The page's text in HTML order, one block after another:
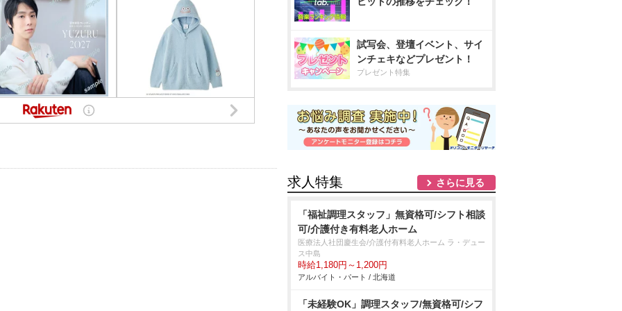
試写会、登壇イベント、サイ
ンチェキなどプレゼント！
プレゼント特集
求人特集 さらに見る
「福祉調理スタッフ」無資格可/シフト相談
可/介護付き有料老人ホーム
医療法人社団慶生会/介護付有料老人ホーム ラ・デュー
ス中島
時給1,180円～1,200円
アルバイト・パート / 北海道
「未経験OK」調理スタッフ/無資格可/シフ